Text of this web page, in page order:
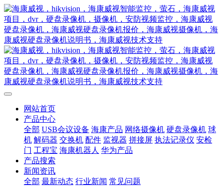
网站首页
产品中心
全部 USB会议设备 海康产品 网络摄像机 硬盘录像机 球
机 解码器 交换机 配件 监视器 拼接屏 执法记录仪 安检
门 工程宝 海康机器人 华为产品
产品搜索
新闻资讯
全部 最新动态 行业新闻 常见问题